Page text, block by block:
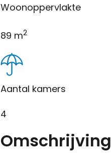
Woonoppervlakte
89 m2
Aantal kamers
4
Omschrijving